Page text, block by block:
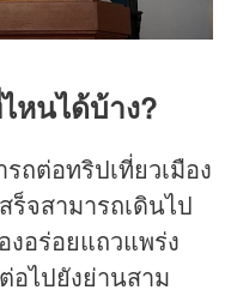
หนได้บ้าง?
ถต่อทริปเที่ยวเมือง
ร็จสามารถเดินไป
งอร่อยแถวแพร่ง
อไปยังย่านสาม